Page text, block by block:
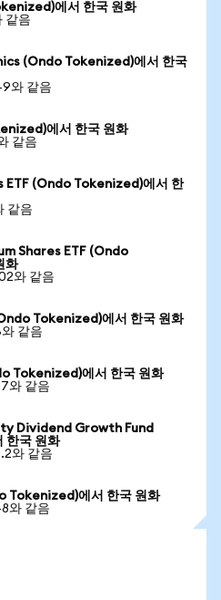
에서 한국 원화
같음
(Ondo Tokenized)에서 한국
와 같음
에서 한국 원화
같음
(Ondo Tokenized)에서 한
같음
Shares ETF (Ondo
화
와 같음
Tokenized)에서 한국 원화
같음
Tokenized)에서 한국 원화
와 같음
Dividend Growth Fund
한국 원화
와 같음
Tokenized)에서 한국 원화
와 같음